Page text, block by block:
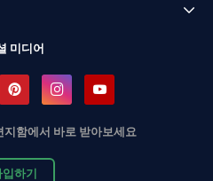
미디어
지함에서 바로 받아보세요
입하기